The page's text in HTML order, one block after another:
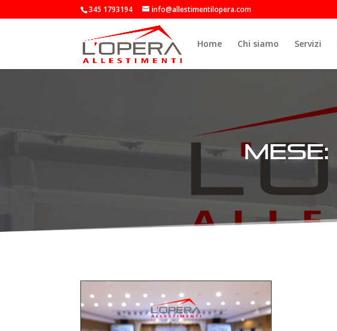
345 1793194 info@allestimentilopera.com
Home Chi siamo Servizi
Mese: